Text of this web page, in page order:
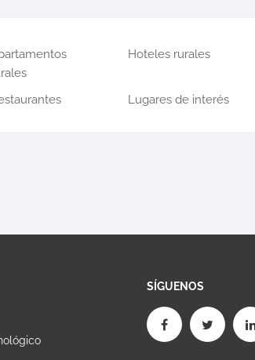
Hoteles rurales
Lugares de interés
SÍGUENOS